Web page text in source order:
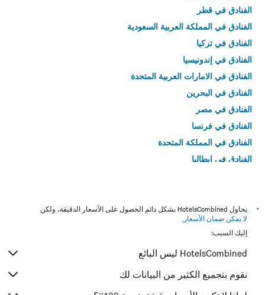
الفنادق في قطر
الفنادق في المملكة العربية السعودية
الفنادق في تركيا
الفنادق في إندونيسيا
الفنادق في الامارات العربية المتحدة
الفنادق في البحرين
الفنادق في مصر
الفنادق في فرنسا
الفنادق في المملكة المتحدة
الفنادق في إيطاليا
*
يحاول HotelsCombined بشكل دائم الحصول على الأسعار الدقيقة، ولكن
لا يمكن ضمان الأسعار .
إليك السبب:
HotelsCombined ليس البائع
نقوم بتجميع الكثير من البيانات لك